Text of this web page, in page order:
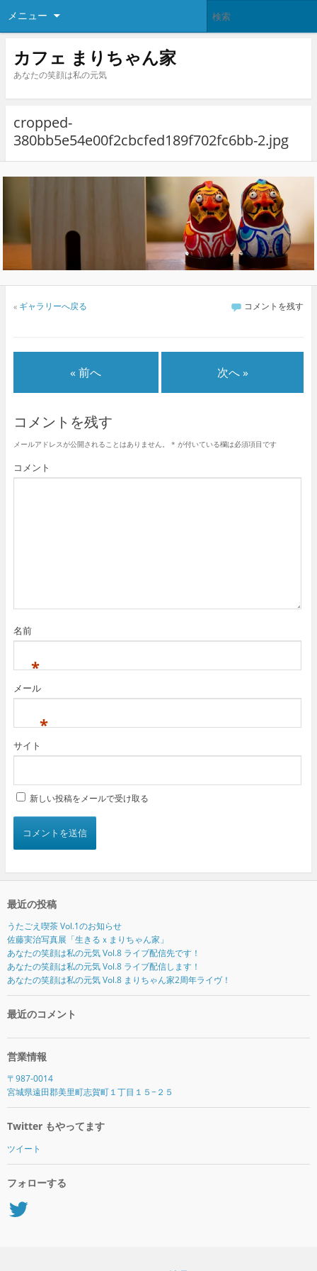
メニュー
カフェ まりちゃん家
あなたの笑顔は私の元気
cropped-
380bb5e54e00f2cbcfed189f702fc6bb-2.jpg
« ギャラリーへ戻る コメントを残す
« 前へ 次へ »
コメントを残す
メールアドレスが公開されることはありません。 * が付いている欄は必須項目です
コメント
名前
*
メール
*
サイト
新しい投稿をメールで受け取る
最近の投稿
うたごえ喫茶 Vol.1のお知らせ
佐藤実治写真展「生きるｘまりちゃん家」
あなたの笑顔は私の元気 Vol.8 ライブ配信先です！
あなたの笑顔は私の元気 Vol.8 ライブ配信します！
あなたの笑顔は私の元気 Vol.8 まりちゃん家2周年ライヴ！
最近のコメント
営業情報
〒987-0014
宮城県遠田郡美里町志賀町１丁目１５−２５
Twitter もやってます
ツイート
フォローする
Twitter